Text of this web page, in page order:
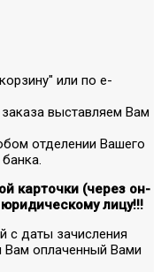
или по е-
выставляем Вам
отделении Вашего
карточки (через он-
лицу!!!
с даты зачисления
Вам оплаченный Вами